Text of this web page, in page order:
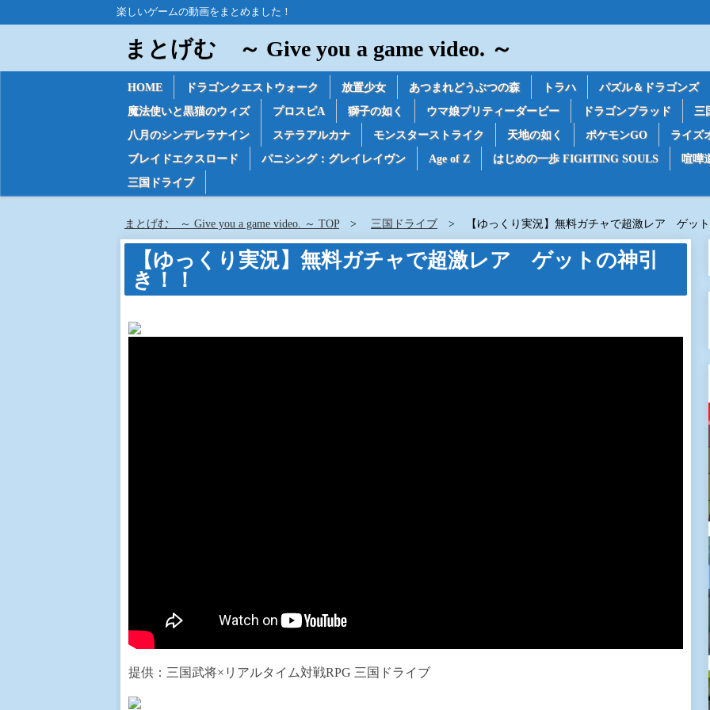
楽しいゲームの動画をまとめました！
まとげむ ～ Give you a game video. ～
HOME ドラゴンクエストウォーク 放置少女 あつまれどうぶつの森 トラハ
パズル＆ドラゴンズ
魔法使いと黒猫のウィズ
プロスピA 獅子の如く ウマ娘プリティーダービー ドラゴンブラッド
三
八月のシンデレラナイン
ステラアルカナ モンスターストライク 天地の如く ポケモンGO
ライズ
ブレイドエクスロード
パニシング：グレイレイヴン Age of Z はじめの一歩 FIGHTING SOULS
喧嘩
三国ドライブ
まとげむ ～ Give you a game video. ～ TOP 三国ドライブ 【ゆっくり実況】無料ガチャで超激レア ゲッ
【ゆっくり実況】無料ガチャで超激レア ゲットの神引
き！！
提供：三国武将×リアルタイム対戦RPG 三国ドライブ